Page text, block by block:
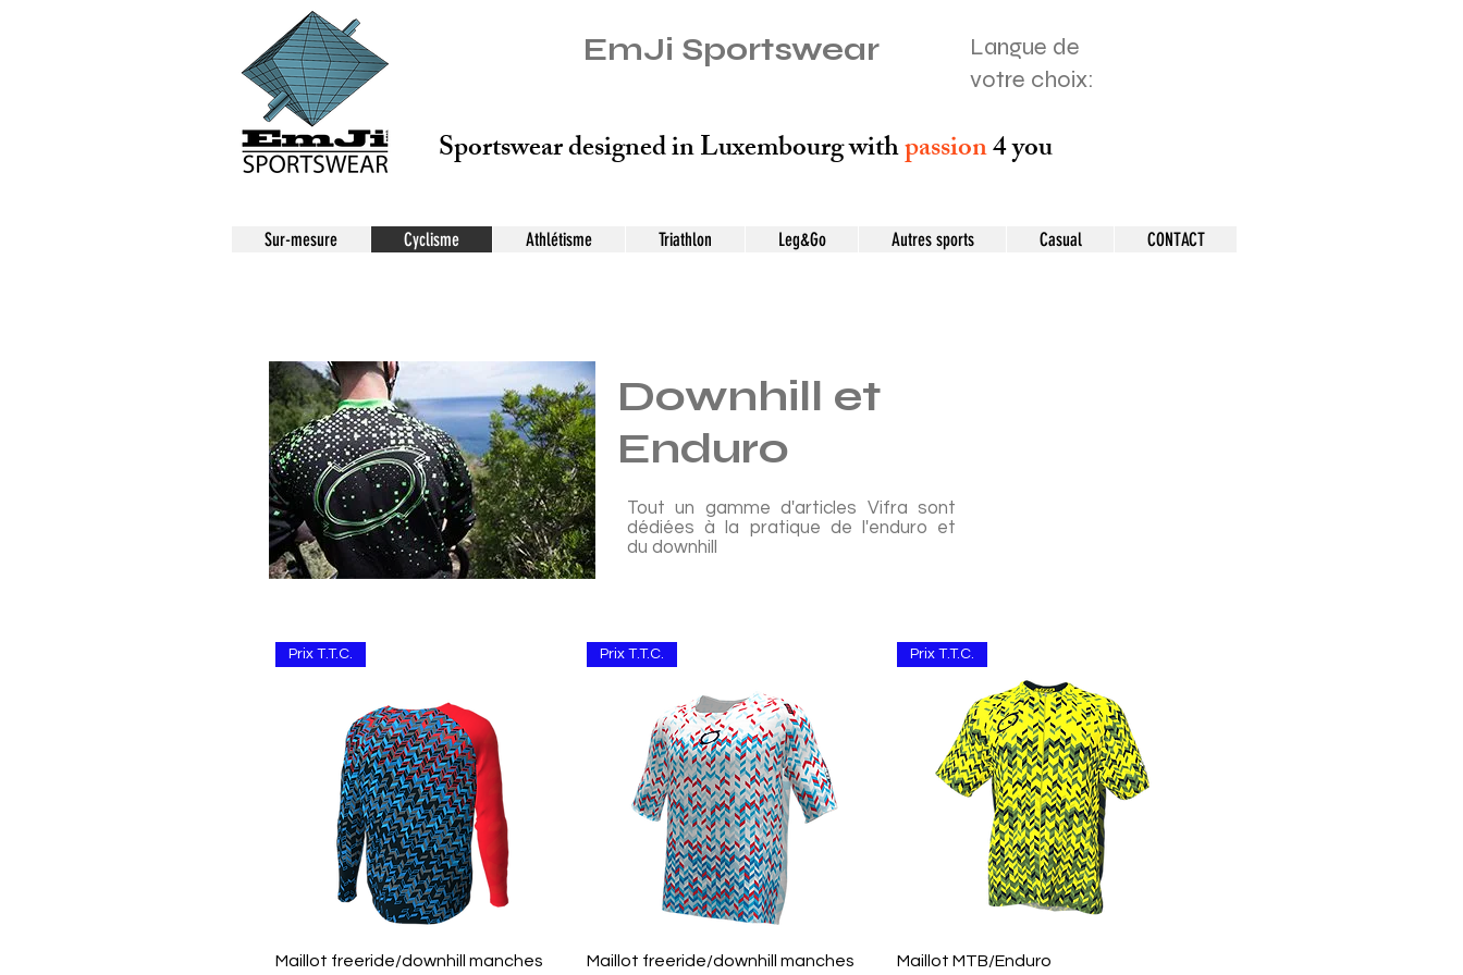
EmJi Sportswear
Langue de
votre choix:
Sportswear designed in Luxembourg withpassion4 you
Sur-mesure Cyclisme Athlétisme Triathlon Leg&Go Autres sports Casual CONTACT
Downhill et
Enduro
Tout un gamme d'articles Vifra sont
dédiées à la pratique de l'enduro et
du downhill
Aperçu rapide
Prix T.T.C.
Maillot freeride/downhill manches
Aperçu rapide
Prix T.T.C.
Maillot freeride/downhill manches
Aperçu rapide
Prix T.T.C.
Maillot MTB/Enduro